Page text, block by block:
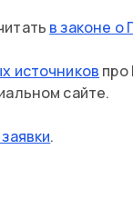
в законе
источников
сайте.
.